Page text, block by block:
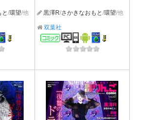
/環望/他 黒澤R/さかきなおもと /環望/他
双葉社
コミック